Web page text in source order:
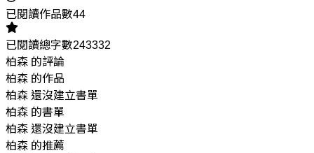
已閱讀作品數44
已閱讀總字數243332
柏森 的評論
柏森 的作品
柏森 還沒建立書單
柏森 的書單
柏森 還沒建立書單
柏森 的推薦